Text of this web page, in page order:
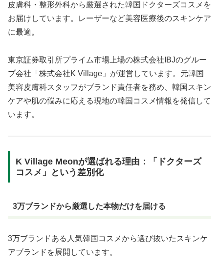
皮膚科・整形外科から厳選された韓国ドクターズコスメを
お届けしています。レーザーなど美容医療後のスキンケア
に最適。
東京証券取引所プライム市場上場の株式会社IBJのグルー
プ会社「株式会社K Village」が運営しています。元韓国
美容皮膚科スタッフがブランド責任者を務め、韓国スキン
ケアや肌の悩みに応える現地の韓国コスメ情報を発信して
います。
K Village Meonが選ばれる理由：「ドクターズ
コスメ」という差別化
3万ブランドから厳選した本物だけを届ける
3万ブランドある人気韓国コスメから選び抜いたスキンケ
アブランドを展開しています。